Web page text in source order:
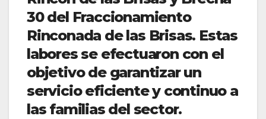
30 del Fraccionamiento
Rinconada de las Brisas. Estas
labores se efectuaron con el
objetivo de garantizar un
servicio eficiente y continuo a
las familias del sector.